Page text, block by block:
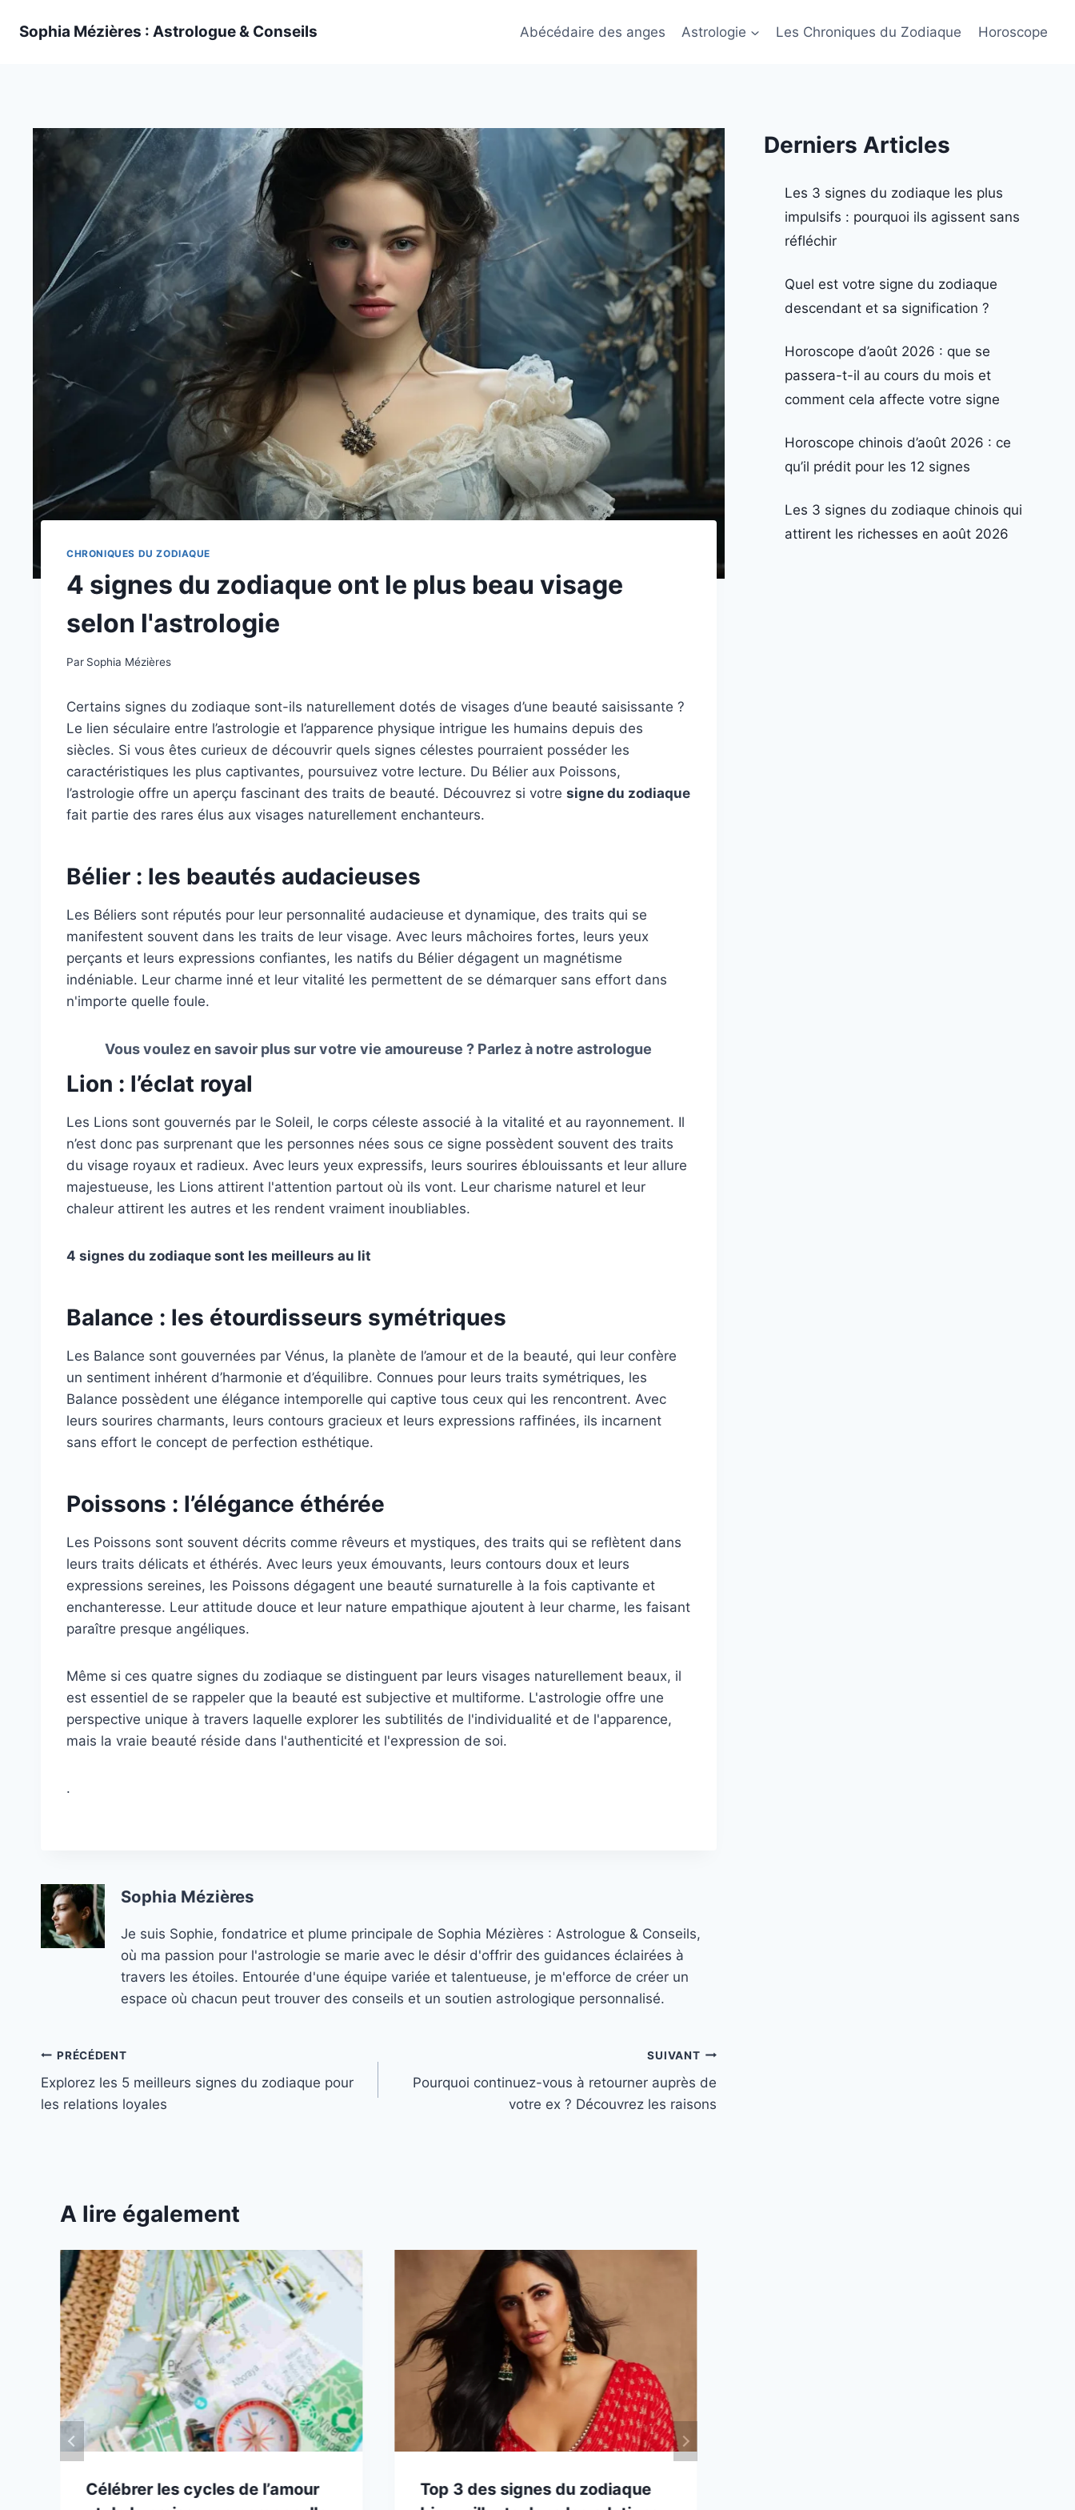
Sophia Mézières : Astrologue & Conseils Abécédaire des anges Astrologie Les Chroniques du Zodiaque Horoscope
CHRONIQUES DU ZODIAQUE
4 signes du zodiaque ont le plus beau visage
selon l'astrologie
Par Sophia Mézières
Certains signes du zodiaque sont-ils naturellement dotés de visages d’une beauté saisissante ?
Le lien séculaire entre l’astrologie et l’apparence physique intrigue les humains depuis des
siècles. Si vous êtes curieux de découvrir quels signes célestes pourraient posséder les
caractéristiques les plus captivantes, poursuivez votre lecture. Du Bélier aux Poissons,
l’astrologie offre un aperçu fascinant des traits de beauté. Découvrez si votre signe du zodiaque
fait partie des rares élus aux visages naturellement enchanteurs.
Bélier : les beautés audacieuses
Les Béliers sont réputés pour leur personnalité audacieuse et dynamique, des traits qui se
manifestent souvent dans les traits de leur visage. Avec leurs mâchoires fortes, leurs yeux
perçants et leurs expressions confiantes, les natifs du Bélier dégagent un magnétisme
indéniable. Leur charme inné et leur vitalité les permettent de se démarquer sans effort dans
n'importe quelle foule.
Vous voulez en savoir plus sur votre vie amoureuse ? Parlez à notre astrologue
Lion : l’éclat royal
Les Lions sont gouvernés par le Soleil, le corps céleste associé à la vitalité et au rayonnement. Il
n’est donc pas surprenant que les personnes nées sous ce signe possèdent souvent des traits
du visage royaux et radieux. Avec leurs yeux expressifs, leurs sourires éblouissants et leur allure
majestueuse, les Lions attirent l'attention partout où ils vont. Leur charisme naturel et leur
chaleur attirent les autres et les rendent vraiment inoubliables.
4 signes du zodiaque sont les meilleurs au lit
Balance : les étourdisseurs symétriques
Les Balance sont gouvernées par Vénus, la planète de l’amour et de la beauté, qui leur confère
un sentiment inhérent d’harmonie et d’équilibre. Connues pour leurs traits symétriques, les
Balance possèdent une élégance intemporelle qui captive tous ceux qui les rencontrent. Avec
leurs sourires charmants, leurs contours gracieux et leurs expressions raffinées, ils incarnent
sans effort le concept de perfection esthétique.
Poissons : l’élégance éthérée
Les Poissons sont souvent décrits comme rêveurs et mystiques, des traits qui se reflètent dans
leurs traits délicats et éthérés. Avec leurs yeux émouvants, leurs contours doux et leurs
expressions sereines, les Poissons dégagent une beauté surnaturelle à la fois captivante et
enchanteresse. Leur attitude douce et leur nature empathique ajoutent à leur charme, les faisant
paraître presque angéliques.
Même si ces quatre signes du zodiaque se distinguent par leurs visages naturellement beaux, il
est essentiel de se rappeler que la beauté est subjective et multiforme. L'astrologie offre une
perspective unique à travers laquelle explorer les subtilités de l'individualité et de l'apparence,
mais la vraie beauté réside dans l'authenticité et l'expression de soi.
.
Sophia Mézières
Je suis Sophie, fondatrice et plume principale de Sophia Mézières : Astrologue & Conseils,
où ma passion pour l'astrologie se marie avec le désir d'offrir des guidances éclairées à
travers les étoiles. Entourée d'une équipe variée et talentueuse, je m'efforce de créer un
espace où chacun peut trouver des conseils et un soutien astrologique personnalisé.
Navigation
de
PRÉCÉDENT
Explorez les 5 meilleurs signes du zodiaque pour
les relations loyales
SUIVANT
Pourquoi continuez-vous à retourner auprès de
votre ex ? Découvrez les raisons
A lire également
Célébrer les cycles de l’amour
Top 3 des signes du zodiaque
Derniers Articles
Les 3 signes du zodiaque les plus
impulsifs : pourquoi ils agissent sans
réfléchir
Quel est votre signe du zodiaque
descendant et sa signification ?
Horoscope d’août 2026 : que se
passera-t-il au cours du mois et
comment cela affecte votre signe
Horoscope chinois d’août 2026 : ce
qu’il prédit pour les 12 signes
Les 3 signes du zodiaque chinois qui
attirent les richesses en août 2026